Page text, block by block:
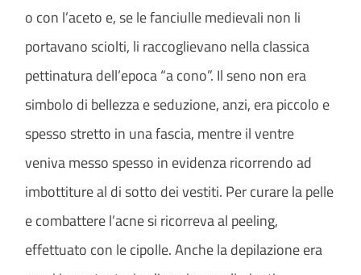
o con l’aceto e, se le fanciulle medievali non li
portavano sciolti, li raccoglievano nella classica
pettinatura dell’epoca “a cono”. Il seno non era
simbolo di bellezza e seduzione, anzi, era piccolo e
spesso stretto in una fascia, mentre il ventre
veniva messo spesso in evidenza ricorrendo ad
imbottiture al di sotto dei vestiti. Per curare la pelle
e combattere l’acne si ricorreva al peeling,
effettuato con le cipolle. Anche la depilazione era